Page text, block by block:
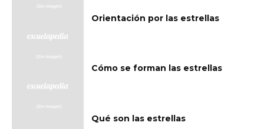
Orientación por las estrellas
Cómo se forman las estrellas
Qué son las estrellas